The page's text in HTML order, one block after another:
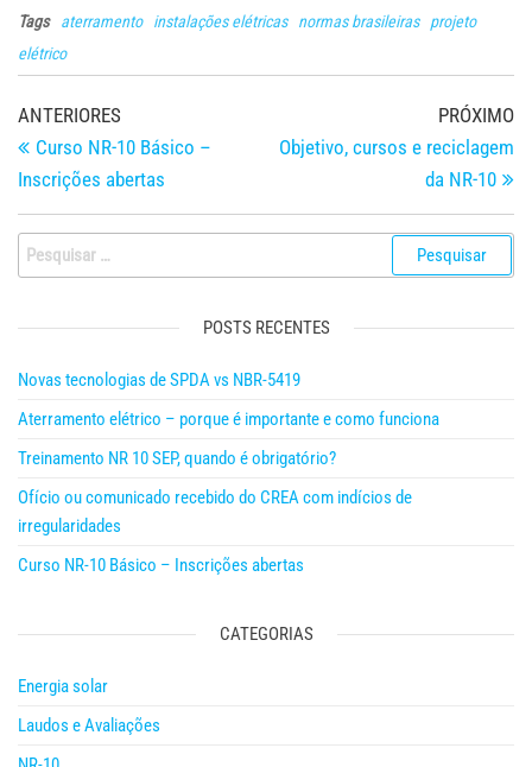
Tags
aterramento instalações elétricas normas brasileiras
projeto
elétrico
Navegação
de
Post
Post
anterior
ANTERIORES
Curso NR-10 Básico –
Inscrições abertas
PRÓXIMO
Objetivo, cursos e reciclagem
da NR-10
Pesquisar
por:
POSTS RECENTES
Novas tecnologias de SPDA vs NBR-5419
Aterramento elétrico – porque é importante e como funciona
Treinamento NR 10 SEP, quando é obrigatório?
Ofício ou comunicado recebido do CREA com indícios de
irregularidades
Curso NR-10 Básico – Inscrições abertas
CATEGORIAS
Energia solar
Laudos e Avaliações